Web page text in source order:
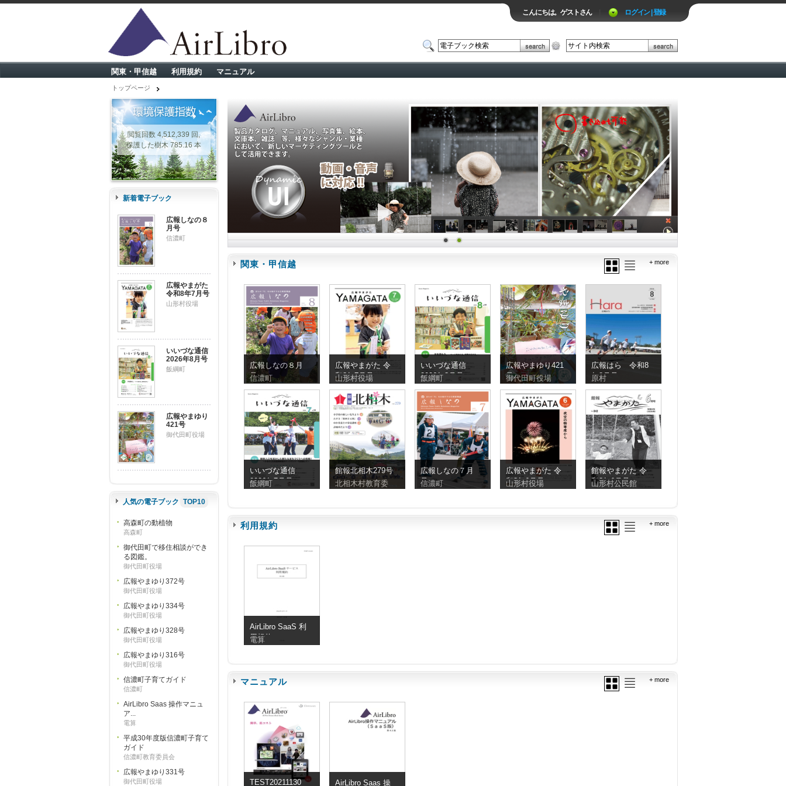
こんにちは。ゲストさん ログイン | 登録
関東・甲信越 利用規約 マニュアル
トップページ
閲覧回数 4,512,339 回,
保護した樹木 785.16 本
新着電子ブック
広報しなの８
月号
信濃町
広報やまがた
令和8年7月号
山形村役場
いいづな通信
2026年8月号
飯綱町
広報やまゆり
421号
御代田町役場
人気の電子ブック TOP10
高森町の動植物
高森町
御代田町で移住相談ができ
る図鑑。
御代田町役場
広報やまゆり372号
御代田町役場
広報やまゆり334号
御代田町役場
広報やまゆり328号
御代田町役場
広報やまゆり316号
御代田町役場
信濃町子育てガイド
信濃町
AirLibro Saas 操作マニュ
ア...
電算
平成30年度版信濃町子育て
ガイド
信濃町教育委員会
広報やまゆり331号
御代田町役場
関東・甲信越 + more
広報しなの８月
号
信濃町
広報やまがた 令
和8年7月号
山形村役場
いいづな通信
2026年8月号
飯綱町
広報やまゆり421
号
御代田町役場
広報はら 令和8
年8月号
原村
いいづな通信
2026年7月号
飯綱町
館報北相木279号
北相木村教育委
広報しなの７月
号
信濃町
広報やまがた 令
和8年6月号
山形村役場
館報やまがた 令
和8年6月号
山形村公民館
利用規約 + more
AirLibro SaaS 利
用規約
電算
マニュアル + more
TEST20211130 AirLibro Saas 操